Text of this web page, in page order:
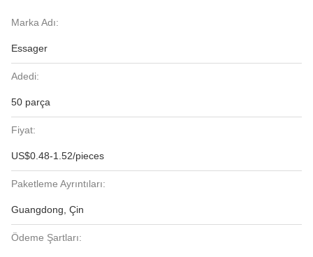
Marka Adı:
Essager
Adedi:
50 parça
Fiyat:
US$0.48-1.52/pieces
Paketleme Ayrıntıları:
Guangdong, Çin
Ödeme Şartları: